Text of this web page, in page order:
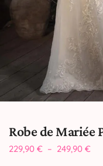
Robe de Mariée
229,90 € – 249,90 €